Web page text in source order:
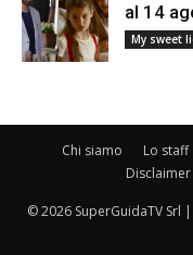
al 14
My sweet
Chi siamo Lo staff
Disclaimer
© 2026 SuperGuidaTV Srl